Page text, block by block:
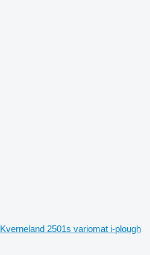
Kverneland 2501s variomat i-plough